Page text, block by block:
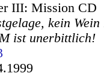
III: Mission CD
kein
ist unerbittlich!